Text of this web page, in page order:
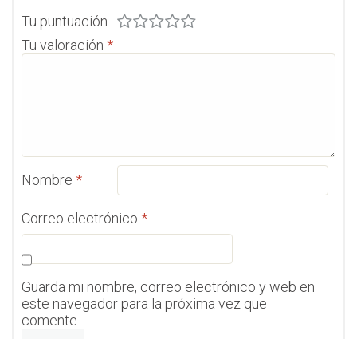
Tu puntuación
Tu valoración *
Nombre *
Correo electrónico *
Guarda mi nombre, correo electrónico y web en
este navegador para la próxima vez que
comente.